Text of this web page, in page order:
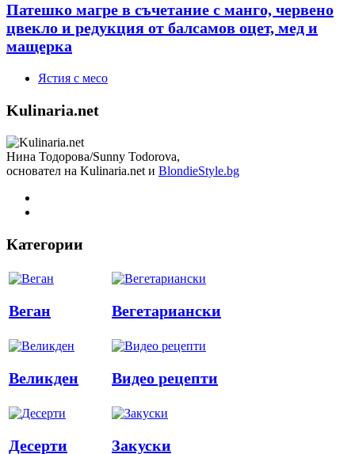
Патешко магре в съчетание с манго, червено
цвекло и редукция от балсамов оцет, мед и
мащерка
Ястия с месо
Kulinaria.net
Нина Тодорова/Sunny Todorova,
основател на Kulinaria.net и BlondieStyle.bg
Категории
Веган Вегетариански
Великден Видео рецепти
Десерти Закуски